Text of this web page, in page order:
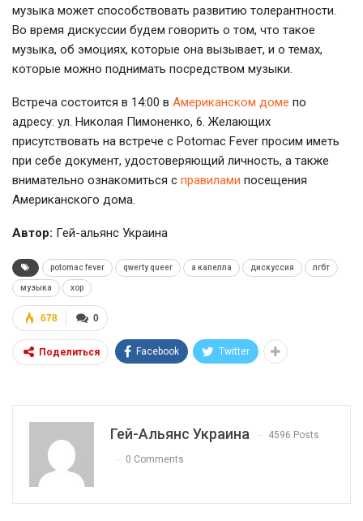
музыка может способствовать развитию толерантности.
Во время дискуссии будем говорить о том, что такое
музыка, об эмоциях, которые она вызывает, и о темах,
которые можно поднимать посредством музыки.
Встреча состоится в 14:00 в Американском доме по
адресу: ул. Николая Пимоненко, 6. Желающих
присутствовать на встрече с Potomac Fever просим иметь
при себе документ, удостоверяющий личность, а также
внимательно ознакомиться с правилами посещения
Американского дома.
Автор: Гей-альянс Украина
potomac fever qwerty queer а капелла дискуссия лгбт
музыка хор
0
678
Поделиться Facebook Twitter
Гей-Альянс Украина 4596 Posts
0 Comments